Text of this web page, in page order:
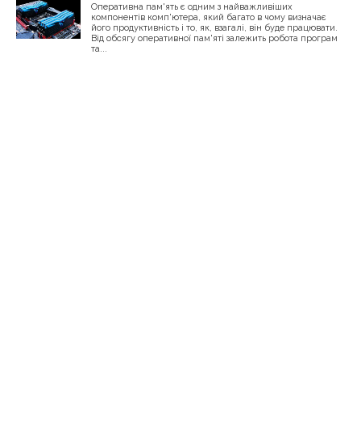
Оперативна пам'ять є одним з найважливіших
компонентів комп'ютера, який багато в чому визначає
його продуктивність і то, як, взагалі, він буде працювати.
Від обсягу оперативної пам'яті залежить робота програм
та...